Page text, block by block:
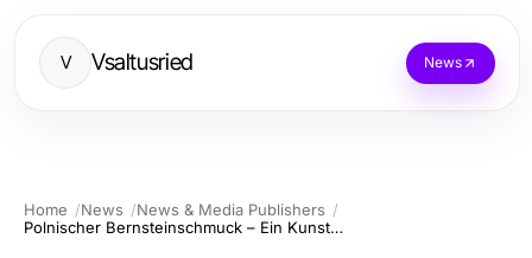
V Vsaltusried News
Home News
News & Media Publishers
Polnischer Bernsteinschmuck – Ein Kunstwerk der Moderne